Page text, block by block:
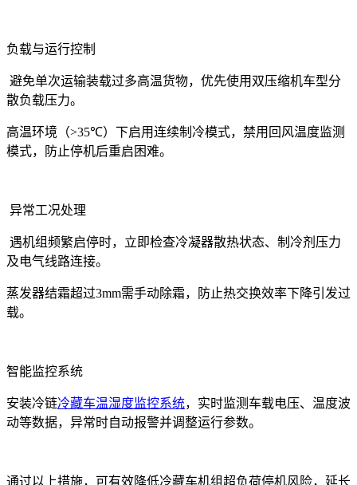
负载与运行控制
避免单次运输装载过多高温货物，优先使用双压缩机车型分
散负载压力。
高温环境（>35℃）下启用连续制冷模式，禁用回风温度监测
模式，防止停机后重启困难。
异常工况处理
遇机组频繁启停时，立即检查冷凝器散热状态、制冷剂压力
及电气线路连接。
蒸发器结霜超过3mm需手动除霜，防止热交换效率下降引发过
载。
智能监控系统
安装冷链冷藏车温湿度监控系统，实时监测车载电压、温度波
动等数据，异常时自动报警并调整运行参数。
通过以上措施，可有效降低冷藏车机组超负荷停机风险，延长